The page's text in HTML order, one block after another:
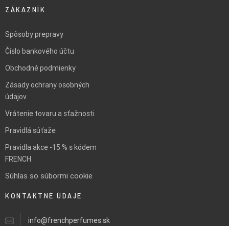
ZÁKAZNÍK
Spôsoby prepravy
Číslo bankového účtu
Obchodné podmienky
Zásady ochrany osobných
údajov
Vrátenie tovaru a sťažnosti
Pravidlá súťaže
Pravidla akce -15 % s kódem
FRENCH
Súhlas so súbormi cookie
KONTAKTNÉ ÚDAJE
info@frenchperfumes.sk